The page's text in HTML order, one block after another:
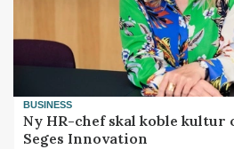
BUSINESS
Ny HR-chef skal koble
Seges Innovation